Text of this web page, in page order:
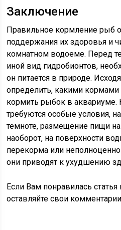
Заключение
Правильное кормление рыб
поддержания их здоровья и
комнатном водоеме. Перед
иной вид гидробионтов,
он питается в природе.
определить, какими кормами
кормить рыбок в
требуются особые условия,
темноте, размещение пищи
наоборот, на поверхности
перекорма или
они приводят к ухудшению
Если Вам понравилась статья
оставляйте свои